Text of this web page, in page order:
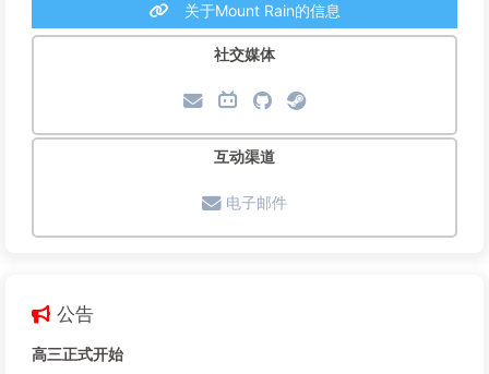
关于Mount Rain的信息
社交媒体
互动渠道
电子邮件
公告
高三正式开始